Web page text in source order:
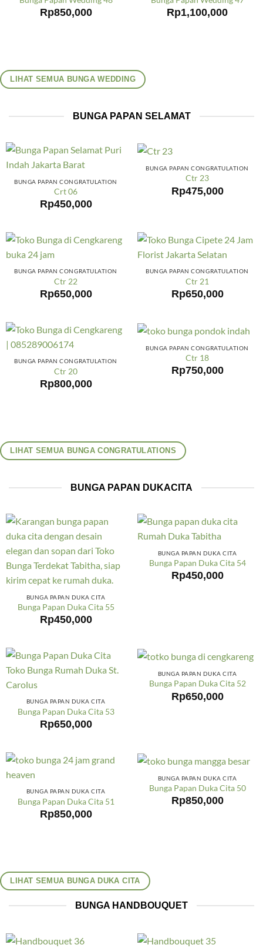
Rp850,000 Rp1,100,000
LIHAT SEMUA BUNGA WEDDING
BUNGA PAPAN SELAMAT
BUNGA PAPAN CONGRATULATION
Crt 06
Rp450,000
BUNGA PAPAN CONGRATULATION
Ctr 23
Rp475,000
BUNGA PAPAN CONGRATULATION
Ctr 22
Rp650,000
BUNGA PAPAN CONGRATULATION
Ctr 21
Rp650,000
BUNGA PAPAN CONGRATULATION
Ctr 20
Rp800,000
BUNGA PAPAN CONGRATULATION
Ctr 18
Rp750,000
LIHAT SEMUA BUNGA CONGRATULATIONS
BUNGA PAPAN DUKACITA
BUNGA PAPAN DUKA CITA
Bunga Papan Duka Cita 55
Rp450,000
BUNGA PAPAN DUKA CITA
Bunga Papan Duka Cita 54
Rp450,000
BUNGA PAPAN DUKA CITA
Bunga Papan Duka Cita 53
Rp650,000
BUNGA PAPAN DUKA CITA
Bunga Papan Duka Cita 52
Rp650,000
BUNGA PAPAN DUKA CITA
Bunga Papan Duka Cita 51
Rp850,000
BUNGA PAPAN DUKA CITA
Bunga Papan Duka Cita 50
Rp850,000
LIHAT SEMUA BUNGA DUKA CITA
BUNGA HANDBOUQUET